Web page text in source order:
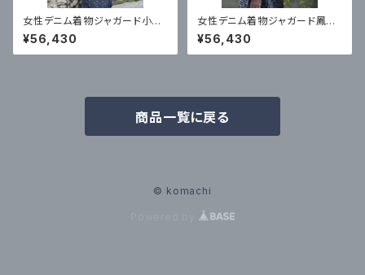
女性デニム着物ジャガード小花
柄
¥56,430
女性デニム着物ジャガード鳳凰
花
¥56,430
商品一覧に戻る
© komachi